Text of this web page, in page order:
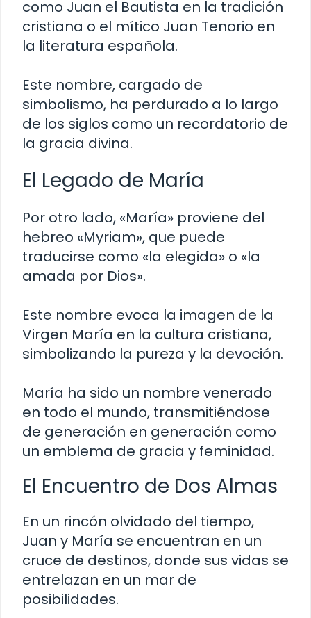
como Juan el Bautista en la tradición
cristiana o el mítico Juan Tenorio en
la literatura española.
Este nombre, cargado de
simbolismo, ha perdurado a lo largo
de los siglos como un recordatorio de
la gracia divina.
El Legado de María
Por otro lado, «María» proviene del
hebreo «Myriam», que puede
traducirse como «la elegida» o «la
amada por Dios».
Este nombre evoca la imagen de la
Virgen María en la cultura cristiana,
simbolizando la pureza y la devoción.
María ha sido un nombre venerado
en todo el mundo, transmitiéndose
de generación en generación como
un emblema de gracia y feminidad.
El Encuentro de Dos Almas
En un rincón olvidado del tiempo,
Juan y María se encuentran en un
cruce de destinos, donde sus vidas se
entrelazan en un mar de
posibilidades.